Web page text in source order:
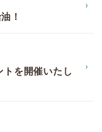
！
トを開催いたし